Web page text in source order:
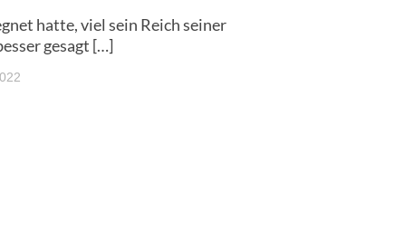
hatte, viel sein Reich seiner
gesagt […]